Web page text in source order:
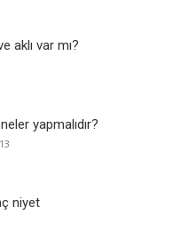
aklı var mı?
yapmalıdır?
niyet